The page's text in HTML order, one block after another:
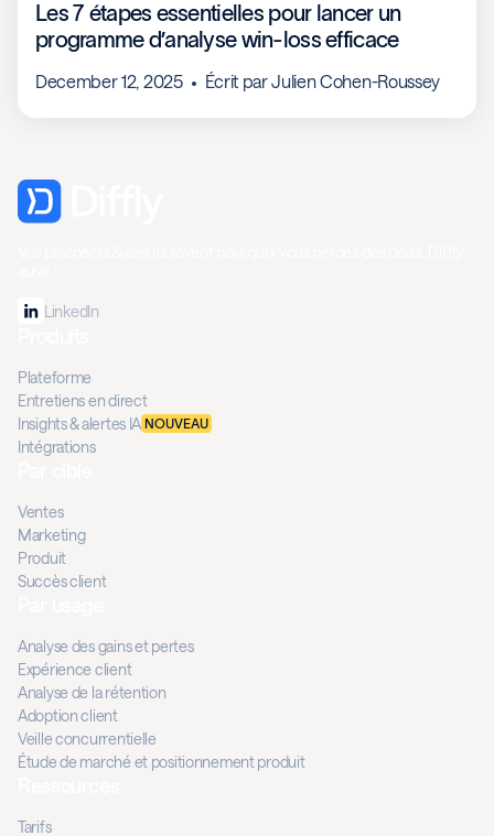
Les 7 étapes essentielles pour lancer un
programme d’analyse win-loss efficace
December 12, 2025 Écrit parJulien Cohen-Roussey
LinkedIn
Plateforme
Entretiens en direct
Insights & alertes IA NOUVEAU
Intégrations
Ventes
Marketing
Produit
Succès client
Analyse des gains et pertes
Expérience client
Analyse de la rétention
Adoption client
Veille concurrentielle
Étude de marché et positionnement produit
Tarifs